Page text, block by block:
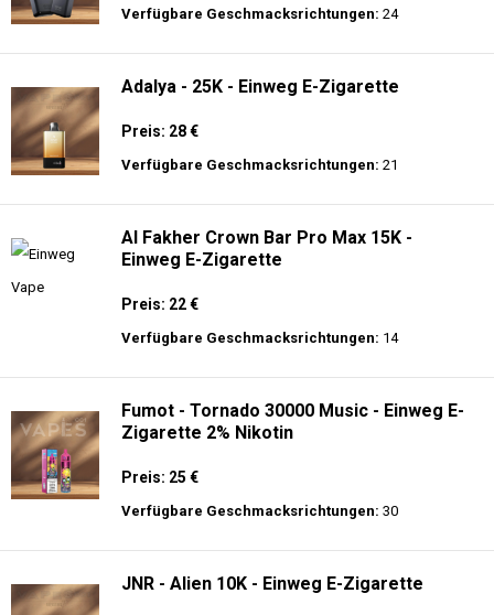
Verfügbare Geschmacksrichtungen: 24
Adalya - 25K - Einweg E-Zigarette
Preis: 28 €
Verfügbare Geschmacksrichtungen: 21
Al Fakher Crown Bar Pro Max 15K -
Einweg E-Zigarette
Preis: 22 €
Verfügbare Geschmacksrichtungen: 14
Fumot - Tornado 30000 Music - Einweg E-
Zigarette 2% Nikotin
Preis: 25 €
Verfügbare Geschmacksrichtungen: 30
JNR - Alien 10K - Einweg E-Zigarette